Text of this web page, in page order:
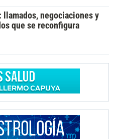
llamados, negociaciones y
que se reconfigura